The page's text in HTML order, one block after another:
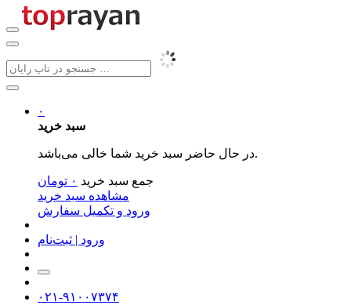
۰
سبد خرید
در حال حاضر سبد خرید شما خالی می‌باشد.
جمع سبد خرید ۰ تومان
مشاهده سبد خرید
ورود و تکمیل سفارش
ورود | ثبت‌نام
۰۲۱-۹۱۰۰۷۳۷۴